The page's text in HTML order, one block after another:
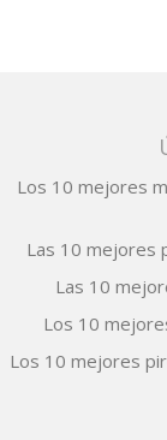
Los 10 mejores
Las 10 mejores
Las 10
Los 10
Los 10 mejores